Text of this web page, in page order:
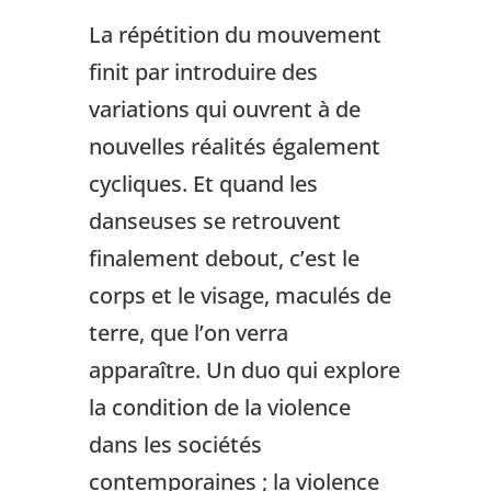
La répétition du mouvement
finit par introduire des
variations qui ouvrent à de
nouvelles réalités également
cycliques. Et quand les
danseuses se retrouvent
finalement debout, c’est le
corps et le visage, maculés de
terre, que l’on verra
apparaître. Un duo qui explore
la condition de la violence
dans les sociétés
contemporaines ; la violence